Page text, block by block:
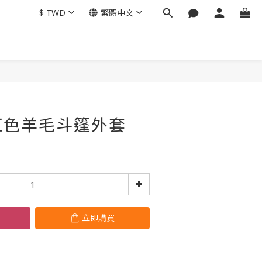
$ TWD 繁體中文
羊毛斗篷外套
立即購買